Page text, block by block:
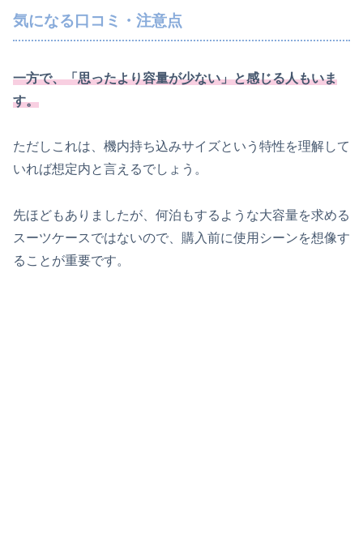
気になる口コミ・注意点
一方で、「思ったより容量が少ない」と感じる人もいま
す。
ただしこれは、機内持ち込みサイズという特性を理解して
いれば想定内と言えるでしょう。
先ほどもありましたが、何泊もするような大容量を求める
スーツケースではないので、購入前に使用シーンを想像す
ることが重要です。